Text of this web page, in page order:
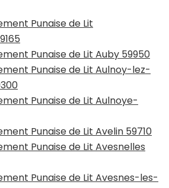
Punaise de Lit
Punaise de Lit Auby 59950
Punaise de Lit Aulnoy-lez-
Punaise de Lit Aulnoye-
Punaise de Lit Avelin 59710
Punaise de Lit Avesnelles
Punaise de Lit Avesnes-les-